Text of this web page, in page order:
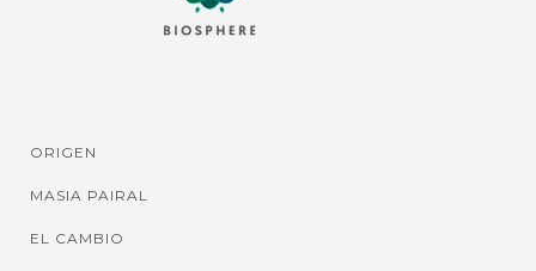
ORIGEN
MASIA PAIRAL
EL CAMBIO